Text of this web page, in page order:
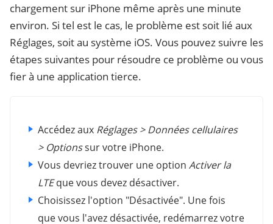
chargement sur iPhone même après une minute
environ. Si tel est le cas, le problème est soit lié aux
Réglages, soit au système iOS. Vous pouvez suivre les
étapes suivantes pour résoudre ce problème ou vous
fier à une application tierce.
Accédez aux Réglages > Données cellulaires
> Optionssur votre iPhone.
Vous devriez trouver une option Activer la
LTEque vous devez désactiver.
Choisissez l'option "Désactivée". Une fois
que vous l'avez désactivée, redémarrez votre